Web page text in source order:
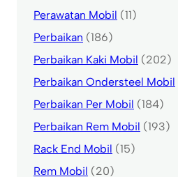
Perawatan Mobil (11)
Perbaikan (186)
Perbaikan Kaki Mobil (202)
Perbaikan Ondersteel Mobil
Perbaikan Per Mobil (184)
Perbaikan Rem Mobil (193)
Rack End Mobil (15)
Rem Mobil (20)